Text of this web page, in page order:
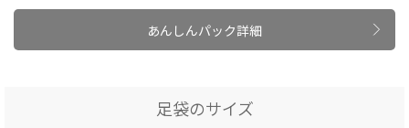
あんしんパック詳細
足袋のサイズ